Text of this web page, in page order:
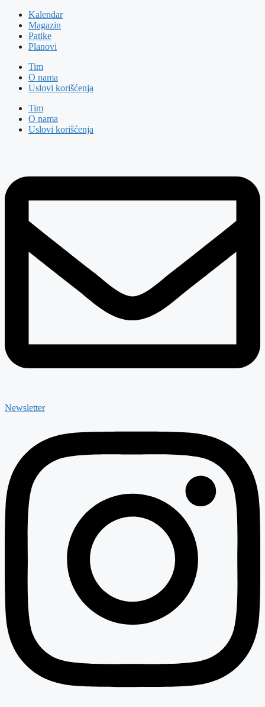
Kalendar
Magazin
Patike
Planovi
Tim
O nama
Uslovi korišćenja
Tim
O nama
Uslovi korišćenja
Newsletter